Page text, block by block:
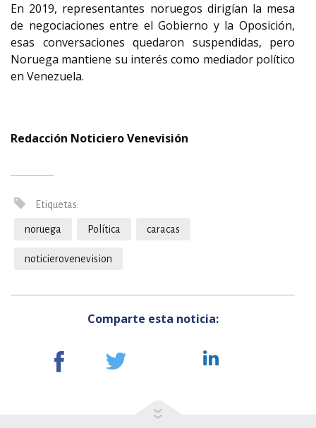
En 2019, representantes noruegos dirigían la mesa
de negociaciones entre el Gobierno y la Oposición,
esas conversaciones quedaron suspendidas, pero
Noruega mantiene su interés como mediador político
en Venezuela.
Redacción Noticiero Venevisión
Etiquetas:
noruega Política caracas
noticierovenevision
Comparte esta noticia: